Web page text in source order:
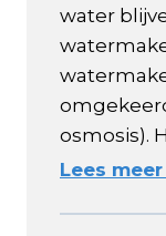
water
osmosis).
Lees meer